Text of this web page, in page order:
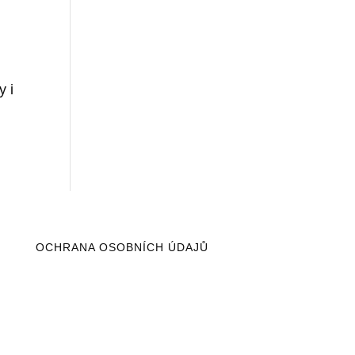
i
OCHRANA OSOBNÍCH ÚDAJŮ